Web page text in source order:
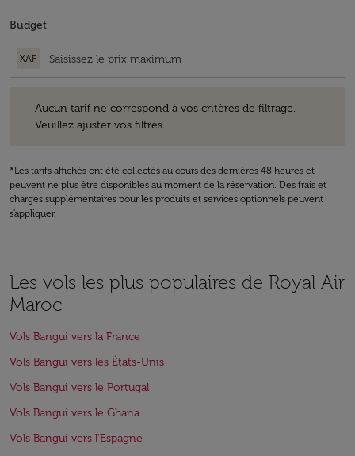
Budget
XAF
Aucun tarif ne correspond à vos critères de filtrage.
Veuillez ajuster vos filtres.
*Les tarifs affichés ont été collectés au cours des dernières 48 heures et
peuvent ne plus être disponibles au moment de la réservation. Des frais et
charges supplémentaires pour les produits et services optionnels peuvent
s'appliquer.
Les vols les plus populaires de Royal Air
Maroc
Vols Bangui vers la France
Vols Bangui vers les États-Unis
Vols Bangui vers le Portugal
Vols Bangui vers le Ghana
Vols Bangui vers l'Espagne